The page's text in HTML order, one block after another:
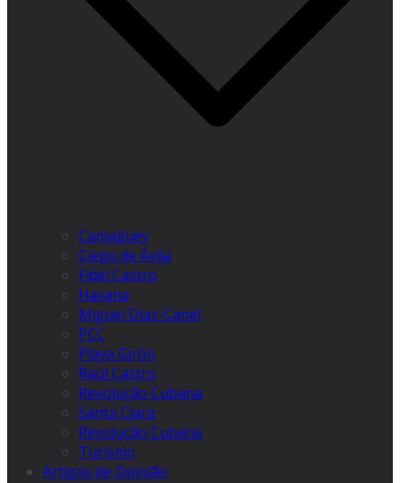
Camagüey
Ciego de Ávila
Fidel Castro
Havana
Miguel Díaz-Canel
PCC
Playa Girón
Raúl Castro
Revolução Cubana
Santa Clara
Revolução Cubana
Turismo
Artigos de Opinião